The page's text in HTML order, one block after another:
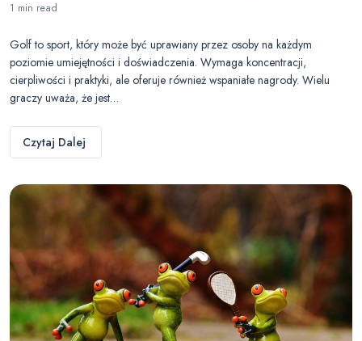
1 min read
Golf to sport, który może być uprawiany przez osoby na każdym
poziomie umiejętności i doświadczenia. Wymaga koncentracji,
cierpliwości i praktyki, ale oferuje również wspaniałe nagrody. Wielu
graczy uważa, że jest…
Czytaj Dalej